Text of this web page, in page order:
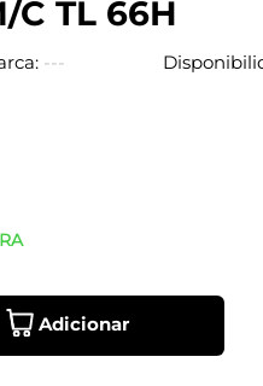
C TL 66H
---
Adicionar